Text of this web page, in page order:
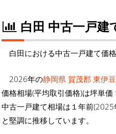
白田 中古一戸建
白田における中古一戸建て価
2026年の静岡県 賀茂郡 東伊
価格相場(平均取引価格)は坪単価
中古一戸建て相場は１年前(2025
と堅調に推移しています。